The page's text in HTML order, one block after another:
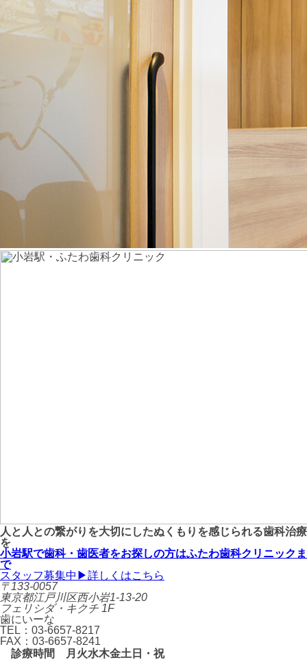
人と人との繋がりを大切にしたぬくもりを感じられる歯科治療
を
小岩駅で歯科・歯医者をお探しの方はふたわ歯科クリニックま
で
スタッフ募集中 ▶詳しくはこちら
〒133-0057
東京都江戸川区西小岩1-13-20
フェリシダ・キクチ 1F
歯にいーな
TEL： 03-6657-8217
FAX： 03-6657-8241
診療時間
月 火水木金土 日・祝